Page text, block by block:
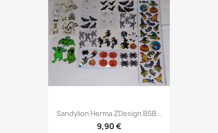
Sandylion Herma ZDesign BSB...
9,90 €